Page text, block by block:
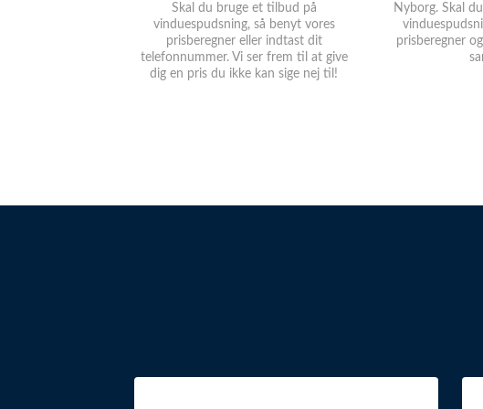
Skal du bruge et tilbud på
vinduespudsning, så benyt vores
prisberegner eller indtast dit
telefonnummer. Vi ser frem til at give
dig en pris du ikke kan sige nej til!
Nyborg. Skal
prisberegner